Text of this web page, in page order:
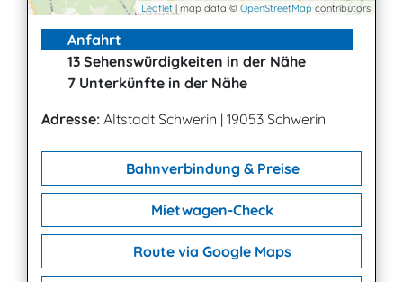
Leaflet | map data © OpenStreetMap contributors
Anfahrt
13 Sehenswürdigkeiten in der Nähe
7 Unterkünfte in der Nähe
Adresse: Altstadt Schwerin | 19053 Schwerin
Bahnverbindung & Preise
Mietwagen-Check
Route via Google Maps